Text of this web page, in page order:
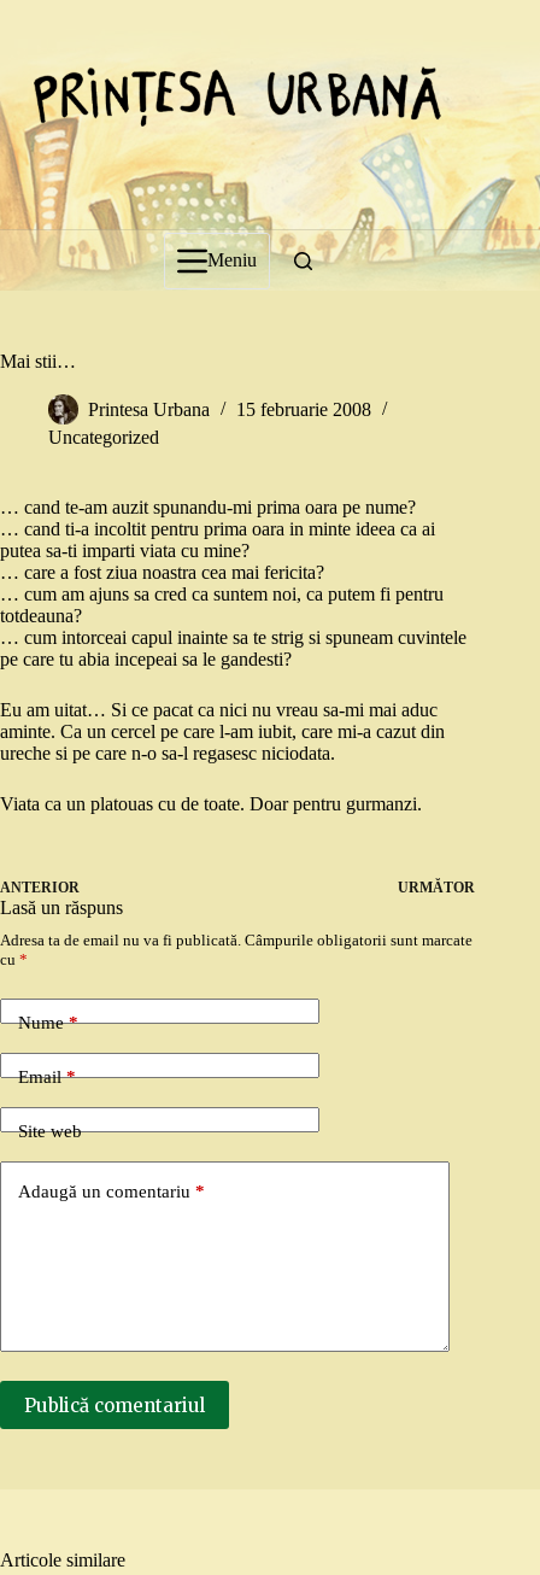
Meniu
Mai stii…
Printesa Urbana
15 februarie 2008
Uncategorized
… cand te-am auzit spunandu-mi prima oara pe nume?
… cand ti-a incoltit pentru prima oara in minte ideea ca ai
putea sa-ti imparti viata cu mine?
… care a fost ziua noastra cea mai fericita?
… cum am ajuns sa cred ca suntem noi, ca putem fi pentru
totdeauna?
… cum intorceai capul inainte sa te strig si spuneam cuvintele
pe care tu abia incepeai sa le gandesti?
Eu am uitat… Si ce pacat ca nici nu vreau sa-mi mai aduc
aminte. Ca un cercel pe care l-am iubit, care mi-a cazut din
ureche si pe care n-o sa-l regasesc niciodata.
Viata ca un platouas cu de toate. Doar pentru gurmanzi.
ANTERIOR URMĂTOR
Lasă un răspuns
Adresa ta de email nu va fi publicată. Câmpurile obligatorii sunt marcate
cu *
Nume*
Email*
Site web
Adaugă un comentariu *
Publică comentariul
Articole similare